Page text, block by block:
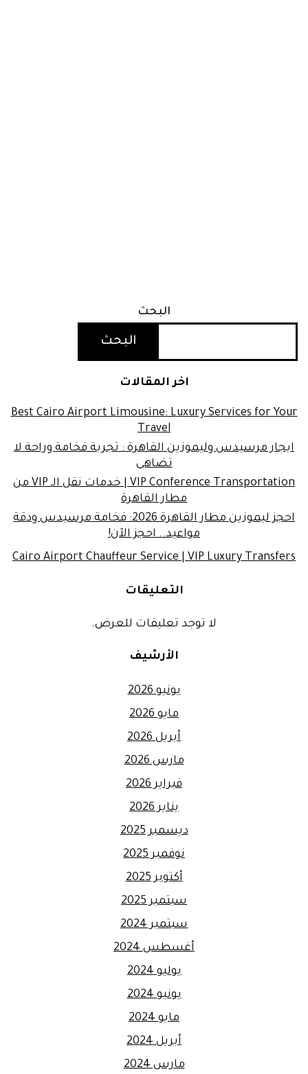
البحث
البحث
اخر المقالات
Best Cairo Airport Limousine: Luxury Services for Your
Travel
ايجار مرسيدس وليموزين القاهرة : تجربة فخامة وراحة لا
تضاهى
VIP Conference Transportation | خدمات نقل الـ VIP من
مطار القاهرة
احجز ليموزين مطار القاهرة 2026: فخامة مرسيدس ودقة
مواعيد.. احجز الآن!
Cairo Airport Chauffeur Service | VIP Luxury Transfers
التعليقات
لا توجد تعليقات للعرض.
الأرشيف
يونيو 2026
مايو 2026
أبريل 2026
مارس 2026
فبراير 2026
يناير 2026
ديسمبر 2025
نوفمبر 2025
أكتوبر 2025
سبتمبر 2025
سبتمبر 2024
أغسطس 2024
يوليو 2024
يونيو 2024
مايو 2024
أبريل 2024
مارس 2024